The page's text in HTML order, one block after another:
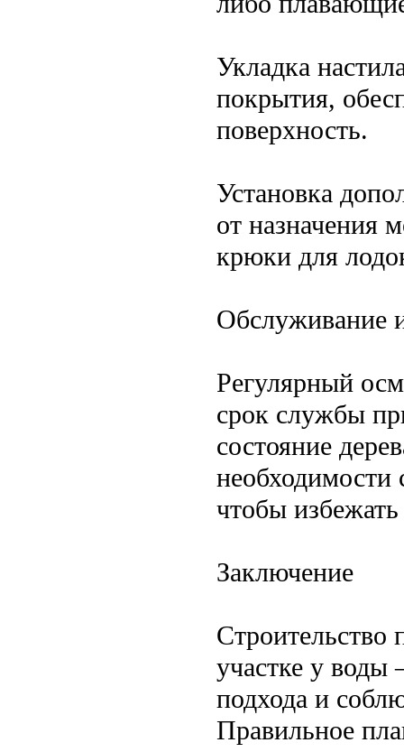
Укладка
покрытия,
поверхность.
Установка
от назначения
крюки для
Обслуживание
Регулярный
срок службы
состояние
чтобы
Заключение
Строительство
участке у
подхода и
Правильное